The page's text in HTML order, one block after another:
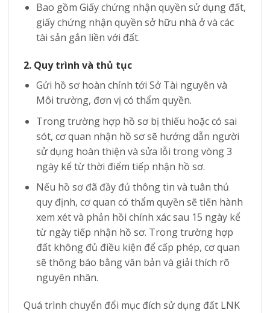
Bao gồm Giấy chứng nhận quyền sử dụng đất,
giấy chứng nhận quyền sở hữu nhà ở và các
tài sản gắn liền với đất.
2. Quy trình và thủ tục
Gửi hồ sơ hoàn chỉnh tới Sở Tài nguyên và
Môi trường, đơn vị có thẩm quyền.
Trong trường hợp hồ sơ bị thiếu hoặc có sai
sót, cơ quan nhận hồ sơ sẽ hướng dẫn người
sử dụng hoàn thiện và sửa lỗi trong vòng 3
ngày kể từ thời điểm tiếp nhận hồ sơ.
Nếu hồ sơ đã đầy đủ thông tin và tuân thủ
quy định, cơ quan có thẩm quyền sẽ tiến hành
xem xét và phản hồi chính xác sau 15 ngày kể
từ ngày tiếp nhận hồ sơ. Trong trường hợp
đất không đủ điều kiện để cấp phép, cơ quan
sẽ thông báo bằng văn bản và giải thích rõ
nguyên nhân.
Quá trình chuyển đổi mục đích sử dụng đất LNK